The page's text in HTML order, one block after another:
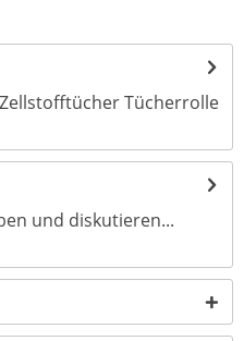
Tücherrolle
und diskutieren...